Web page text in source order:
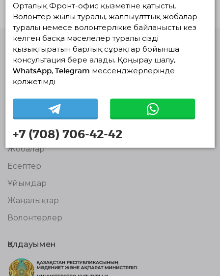
Волонтерлердің
бірыңғай
платформасы
© Волонтерлердің біріңғай платформасы 2018-2026
Навигация
Біз туралы
Жобалар
Есептер
Ұйымдар
Жаңалықтар
Волонтерлер
Қолдауымен
Орталық Фронт-офис қызметіне қатысты,
Волонтер жылы туралы, жалпыұлттық жобалар
туралы немесе волонтерлікке байланысты кез
келген басқа мәселелер туралы сізді
қызықтыратын барлық сұрақтар бойынша
консультация бере алады. Қоңырау шалу,
WhatsApp, Telegram мессенджерлерінде
қолжетімді
+7 (708) 706-42-42